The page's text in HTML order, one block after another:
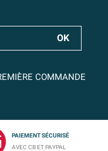
COMMANDE
PAIEMENT SÉCURISÉ
AVEC CB ET PAYPAL